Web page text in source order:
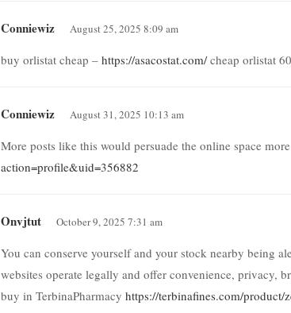
Conniewiz August 25, 2025 8:09 am
buy orlistat cheap – https://asacostat.com/cheap orlistat
Conniewiz August 31, 2025 10:13 am
More posts like this would persuade the online space
action=profile&uid=356882
Onvjtut October 9, 2025 7:31 am
You can conserve yourself and your stock nearby being
websites operate legally and offer convenience, privacy,
buy in TerbinaPharmacy https://terbinafines.com/product/